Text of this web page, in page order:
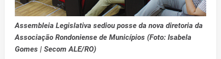
Assembleia Legislativa sediou posse da nova diretoria da
Associação Rondoniense de Municípios (Foto: Isabela
Gomes | Secom ALE/RO)